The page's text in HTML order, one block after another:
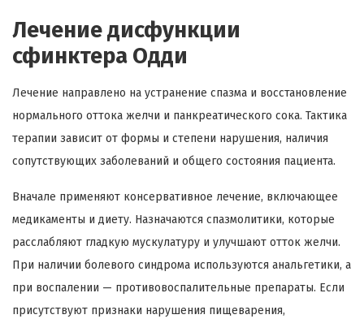
Лечение дисфункции
сфинктера Одди
Лечение направлено на устранение спазма и восстановление
нормального оттока желчи и панкреатического сока. Тактика
терапии зависит от формы и степени нарушения, наличия
сопутствующих заболеваний и общего состояния пациента.
Вначале применяют консервативное лечение, включающее
медикаменты и диету. Назначаются спазмолитики, которые
расслабляют гладкую мускулатуру и улучшают отток желчи.
При наличии болевого синдрома используются анальгетики, а
при воспалении — противовоспалительные препараты. Если
присутствуют признаки нарушения пищеварения,